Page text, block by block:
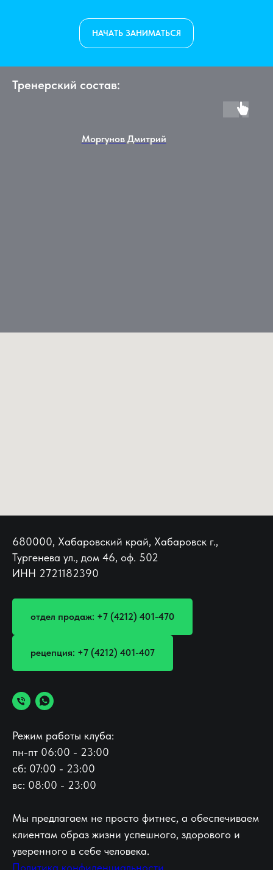
НАЧАТЬ ЗАНИМАТЬСЯ
Тренерский состав:
Моргунов Дмитрий
680000, Хабаровский край, Хабаровск г.,
Тургенева ул., дом 46, оф. 502
ИНН 2721182390
отдел продаж: +7 (4212) 401-470
рецепция: +7 (4212) 401-407
Режим работы клуба:
пн-пт 06:00 - 23:00
сб: 07:00 - 23:00
вс: 08:00 - 23:00
Мы предлагаем не просто фитнес, а обеспечиваем
клиентам образ жизни успешного, здорового и
уверенного в себе человека.
Политика конфиденциальности